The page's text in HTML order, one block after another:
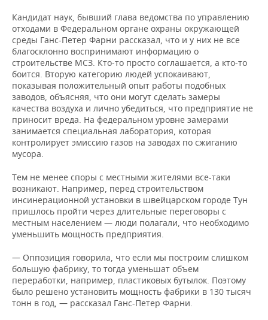
Кандидат наук, бывший глава ведомства по управлению
отходами в Федеральном органе охраны окружающей
среды Ганс-Петер Фарни рассказал, что и у них не все
благосклонно воспринимают информацию о
строительстве МСЗ. Кто-то просто соглашается, а кто-то
боится. Вторую категорию людей успокаивают,
показывая положительный опыт работы подобных
заводов, объясняя, что они могут сделать замеры
качества воздуха и лично убедиться, что предприятие не
приносит вреда. На федеральном уровне замерами
занимается специальная лаборатория, которая
контролирует эмиссию газов на заводах по сжиганию
мусора.
Тем не менее споры с местными жителями все-таки
возникают. Например, перед строительством
инсинерационной установки в швейцарском городе Тун
пришлось пройти через длительные переговоры с
местным населением — люди полагали, что необходимо
уменьшить мощность предприятия.
— Оппозиция говорила, что если мы построим слишком
большую фабрику, то тогда уменьшат объем
переработки, например, пластиковых бутылок. Поэтому
было решено установить мощность фабрики в 130 тысяч
тонн в год, — рассказал Ганс-Петер Фарни.